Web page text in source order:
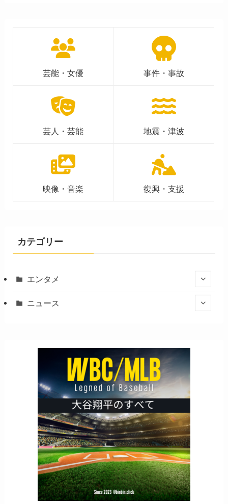
芸能・女優 事件・事故
芸人・芸能 地震・津波
映像・音楽 復興・支援
カテゴリー
エンタメ
ニュース